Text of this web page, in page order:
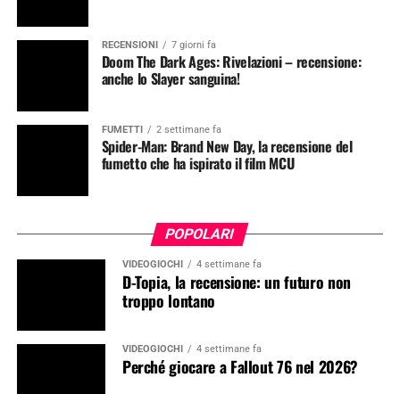
RECENSIONI 7 giorni fa
Doom The Dark Ages: Rivelazioni – recensione:
anche lo Slayer sanguina!
FUMETTI 2 settimane fa
Spider-Man: Brand New Day, la recensione del
fumetto che ha ispirato il film MCU
POPOLARI
VIDEOGIOCHI 4 settimane fa
D-Topia, la recensione: un futuro non
troppo lontano
VIDEOGIOCHI 4 settimane fa
Perché giocare a Fallout 76 nel 2026?